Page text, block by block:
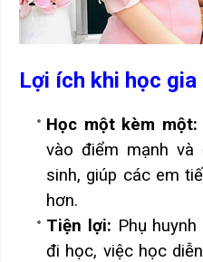
Lợi ích khi học
Học một kèm một:
vào điểm mạnh
sinh, giúp các em
hơn.
Tiện lợi: Phụ
đi học, việc học